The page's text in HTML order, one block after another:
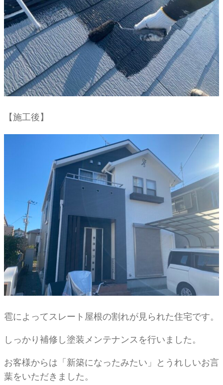
【施工後】
雹によってスレート屋根の割れが見られた住宅です。
しっかり補修し塗装メンテナンスを行いました。
お客様からは「新築になったみたい」とうれしいお言
葉をいただきました。